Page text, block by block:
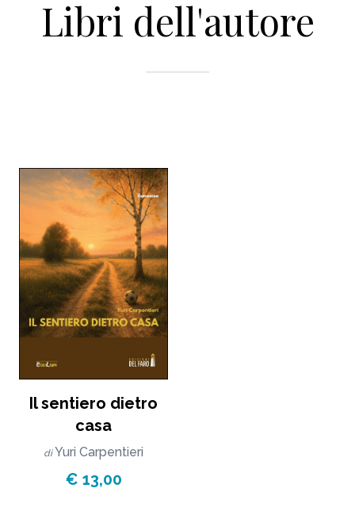
Libri dell'autore
Il sentiero dietro
casa
di Yuri Carpentieri
€ 13,00